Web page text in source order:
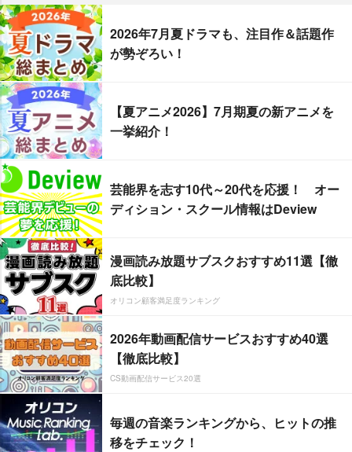
2026年7月夏ドラマも、注目作＆話題作
が勢ぞろい！
【夏アニメ2026】7月期夏の新アニメを
一挙紹介！
芸能界を志す10代～20代を応援！ オー
ディション・スクール情報はDeview
漫画読み放題サブスクおすすめ11選【徹
底比較】
オリコン顧客満足度ランキング
2026年動画配信サービスおすすめ40選
【徹底比較】
CS動画配信サービス20選
毎週の音楽ランキングから、ヒットの推
移をチェック！